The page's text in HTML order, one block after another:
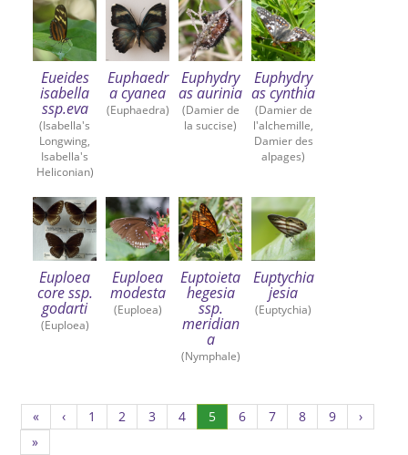
Eueides
isabella
ssp.eva
(Isabella's
Longwing,
Isabella's
Heliconian)
Euphaedr
a cyanea
(Euphaedra)
Euphydry
as aurinia
(Damier de
la succise)
Euphydry
as cynthia
(Damier de
l'alchemille,
Damier des
alpages)
Euploea
core ssp.
godarti
(Euploea)
Euploea
modesta
(Euploea)
Euptoieta
hegesia
ssp.
meridian
a
(Nymphale)
Euptychia
jesia
(Euptychia)
« ‹ 1
Page
1
2 Page
2
3Page
3
4Page
4
5(Actuel)
6Page
6
7Page
7
8Page
8
9Page
9
›
»